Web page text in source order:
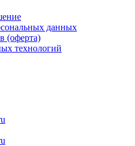
данных
(оферта)
технологий